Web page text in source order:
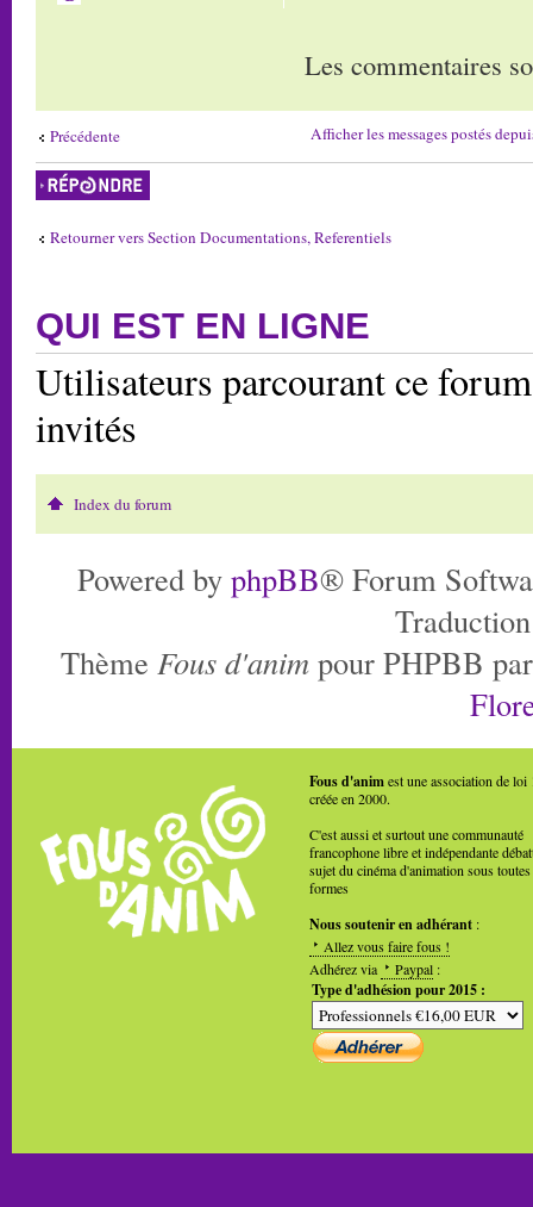
Les commentaires
Précédente Afficher les messages postés
Répondre
Retourner vers Section Documentations, Referentiels
QUI EST EN LIGNE
Utilisateurs parcourant ce
invités
Index du forum
Powered by phpBB® Forum
Thème Fous d'anim pour PHPBB
Fous d'animest une association de loi
créée en 2000.
C'est aussi et surtout une communauté
francophone libre et indépendante
sujet du cinéma d'animation sous toutes
formes
Nous soutenir en adhérant :
Allez vous faire fous !
Adhérez via
Paypal :
Type d'adhésion pour 2015 :